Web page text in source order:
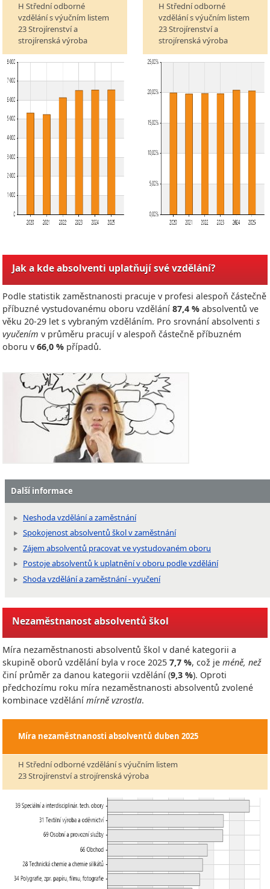
H Střední odborné
vzdělání s výučním listem
23 Strojírenství a
strojírenská výroba
H Střední odborné
vzdělání s výučním listem
23 Strojírenství a
strojírenská výroba
Jak a kde absolventi uplatňují své vzdělání?
Podle statistik zaměstnanosti pracuje v profesi alespoň částečně
příbuzné vystudovanému oboru vzdělání 87,4 % absolventů ve
věku 20-29 let s vybraným vzděláním. Pro srovnání absolventi s
vyučením v průměru pracují v alespoň částečně příbuzném
oboru v 66,0 % případů.
Další informace
Neshoda vzdělání a zaměstnání
Spokojenost absolventů škol v zaměstnání
Zájem absolventů pracovat ve vystudovaném oboru
Postoje absolventů k uplatnění v oboru podle vzdělání
Shoda vzdělání a zaměstnání - vyučení
Nezaměstnanost absolventů škol
Míra nezaměstnanosti absolventů škol v dané kategorii a
skupině oborů vzdělání byla v roce 2025 7,7 %, což je méně, než
činí průměr za danou kategorii vzdělání (9,3 %). Oproti
předchozímu roku míra nezaměstnanosti absolventů zvolené
kombinace vzdělání mírně vzrostla.
Míra nezaměstnanosti absolventů duben 2025
H Střední odborné vzdělání s výučním listem
23 Strojírenství a strojírenská výroba